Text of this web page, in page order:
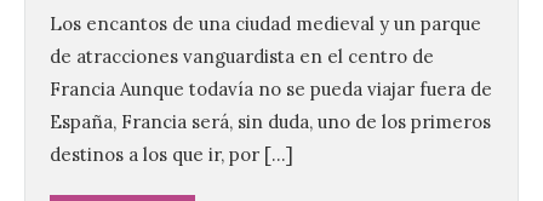
Los encantos de una ciudad medieval y un parque
de atracciones vanguardista en el centro de
Francia Aunque todavía no se pueda viajar fuera de
España, Francia será, sin duda, uno de los primeros
destinos a los que ir, por […]